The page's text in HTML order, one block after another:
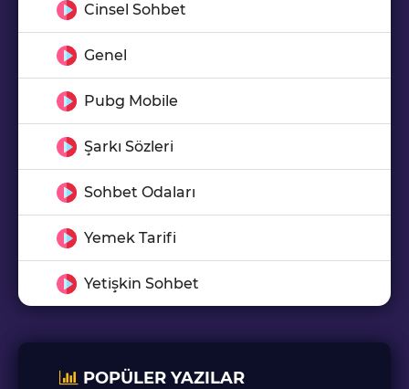
Cinsel Sohbet
Genel
Pubg Mobile
Şarkı Sözleri
Sohbet Odaları
Yemek Tarifi
Yetişkin Sohbet
POPÜLER YAZILAR